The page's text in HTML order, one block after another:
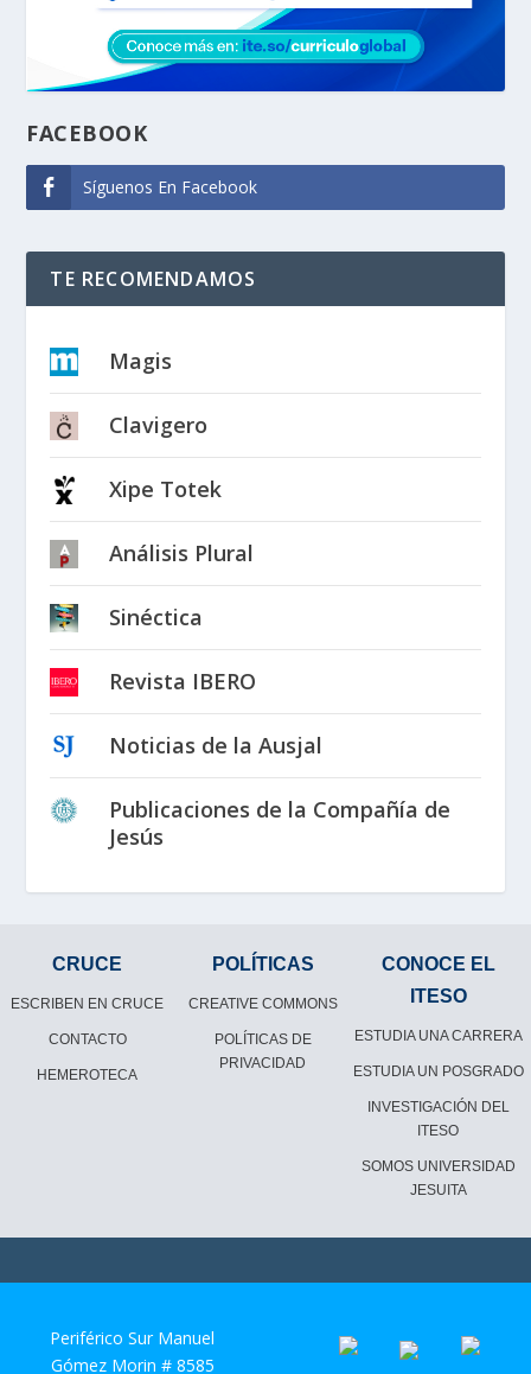
FACEBOOK
Síguenos En Facebook
TE RECOMENDAMOS
Magis
Clavigero
Xipe Totek
Análisis Plural
Sinéctica
Revista IBERO
Noticias de la Ausjal
Publicaciones de la Compañía de
Jesús
CRUCE
ESCRIBEN EN CRUCE
CONTACTO
HEMEROTECA
POLÍTICAS
CREATIVE COMMONS
POLÍTICAS DE
PRIVACIDAD
CONOCE EL
ITESO
ESTUDIA UNA CARRERA
ESTUDIA UN POSGRADO
INVESTIGACIÓN DEL
ITESO
SOMOS UNIVERSIDAD
JESUITA
Periférico Sur Manuel
Gómez Morin # 8585